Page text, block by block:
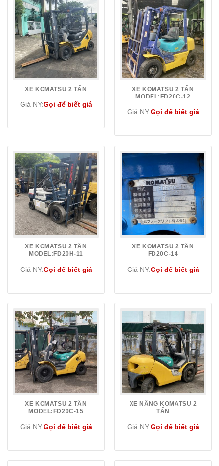
XE KOMATSU 2 TẤN
Giá NY:Gọi để biết giá
XE KOMATSU 2 TẤN
MODEL:FD20C-12
Giá NY:Gọi để biết giá
XE KOMATSU 2 TẤN
MODEL:FD20H-11
Giá NY:Gọi để biết giá
XE KOMATSU 2 TẤN
FD20C-14
Giá NY:Gọi để biết giá
XE KOMATSU 2 TẤN
MODEL:FD20C-15
Giá NY:Gọi để biết giá
XE NÂNG KOMATSU 2
TẤN
Giá NY:Gọi để biết giá